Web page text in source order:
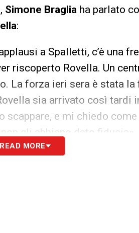
Simone Braglia ha parlato
:
a Spalletti, c’è una
riscoperto Rovella. Un
La forza ieri sera è stata la
sia arrivato così tardi
e mi chiedo
gli abbiano dato fiducia».
READ MORE